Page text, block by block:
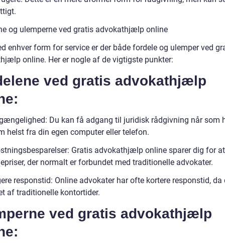
og ulemperne ved gratis advokathjælp online
enhver form for service er der både fordele og ulemper ved
online. Her er nogle af de vigtigste punkter:
ved gratis advokathjælp
Du kan få adgang til juridisk rådgivning når som
helst fra din egen computer eller telefon.
Gratis advokathjælp online sparer dig for
der normalt er forbundet med traditionelle advokater.
responstid: Online advokater har ofte kortere responstid, da
af traditionelle kontortider.
ved gratis advokathjælp